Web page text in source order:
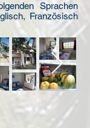
Sprachen
Französisch